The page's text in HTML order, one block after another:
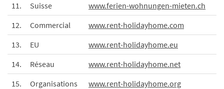
11.
Suisse
www.ferien-wohnungen-mieten.ch
12.
Commercial
www.rent-holidayhome.com
13.
EU
www.rent-holidayhome.eu
14.
Réseau
www.rent-holidayhome.net
15.
Organisations
www.rent-holidayhome.org